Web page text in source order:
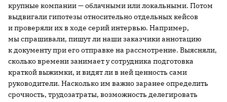
крупные компании — облачными или локальными. Потом
выдвигали гипотезы относительно отдельных кейсов
и проверяли их в ходе серий интервью. Например,
мы спрашивали, пишут ли наши заказчики аннотацию
к документу при его отправке на рассмотрение. Выясняли,
сколько времени занимает у сотрудника подготовка
краткой выжимки, и видят ли в ней ценность сами
руководители. Насколько им важно заранее определить
срочность, трудозатраты, возможность делегировать